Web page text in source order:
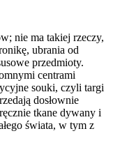
nie ma takiej rzeczy,
ubrania od
przedmioty.
centrami
souki, czyli targi
dosłownie
tkane dywany i
świata, w tym z